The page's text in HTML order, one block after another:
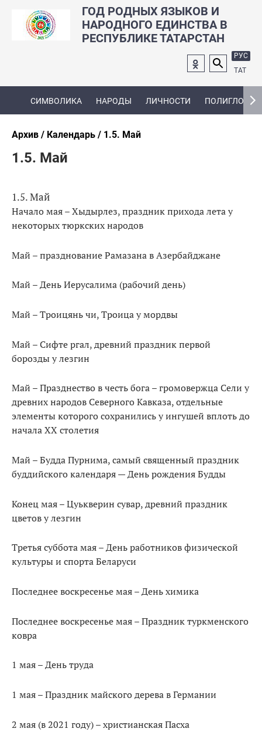
ГОД РОДНЫХ ЯЗЫКОВ И
НАРОДНОГО ЕДИНСТВА В
РЕСПУБЛИКЕ ТАТАРСТАН
РУС
ТАТ
СИМВОЛИКА НАРОДЫ ЛИЧНОСТИ ПОЛИГЛОТ
Архив Календарь 1.5. Май
1.5. Май
1.5. Май
Начало мая – Хыдырлез, праздник прихода лета у
некоторых тюркских народов
Май – празднование Рамазана в Азербайджане
Май – День Иерусалима (рабочий день)
Май – Троицянь чи, Троица у мордвы
Май – Сифте ргал, древний праздник первой
борозды у лезгин
Май – Празднество в честь бога – громовержца Сели у
древних народов Северного Кавказа, отдельные
элементы которого сохранились у ингушей вплоть до
начала XX столетия
Май – Будда Пурнима, самый священный праздник
буддийского календаря — День рождения Будды
Конец мая – Цуькверин сувар, древний праздник
цветов у лезгин
Третья суббота мая – День работников физической
культуры и спорта Беларуси
Последнее воскресенье мая – День химика
Последнее воскресенье мая – Праздник туркменского
ковра
1 мая – День труда
1 мая – Праздник майского дерева в Германии
2 мая (в 2021 году) – христианская Пасха